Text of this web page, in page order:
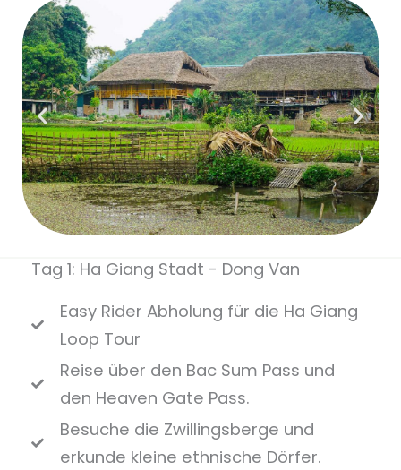
Tag 1: Ha Giang Stadt - Dong Van
Easy Rider Abholung für die Ha Giang
Loop Tour
Reise über den Bac Sum Pass und
den Heaven Gate Pass.
Besuche die Zwillingsberge und
erkunde kleine ethnische Dörfer.